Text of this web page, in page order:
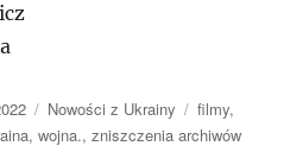
Kategorie
Nowości z Ukrainy Tagi
filmy,
,wojna.,zniszczenia archiwów